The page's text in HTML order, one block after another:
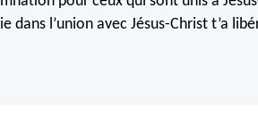
dans l’union avec Jésus-Christ t’a